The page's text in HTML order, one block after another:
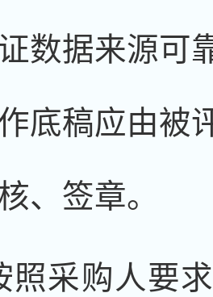
数据来源可
底稿应由被
、签章。
照采购人要